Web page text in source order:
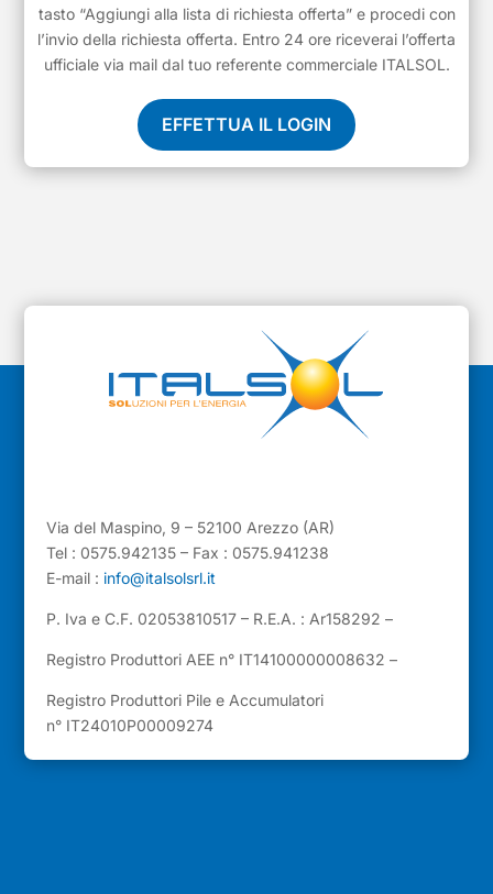
tasto “Aggiungi alla lista di richiesta offerta” e procedi con
l’invio della richiesta offerta. Entro 24 ore riceverai l’offerta
ufficiale via mail dal tuo referente commerciale ITALSOL.
EFFETTUA IL LOGIN
Via del Maspino, 9 – 52100 Arezzo (AR)
Tel : 0575.942135 – Fax : 0575.941238
E-mail : info@italsolsrl.it
P. Iva e C.F. 02053810517 – R.E.A. : Ar158292 –
Registro Produttori AEE n° IT14100000008632 –
Registro Produttori Pile e Accumulatori
n° IT24010P00009274